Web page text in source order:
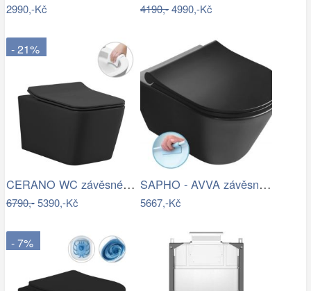
2990,-Kč 4190,-4990,-Kč
- 21%
CERANO WC závěsné Forte, Rimless + Slim…
6790,-5390,-Kč
SAPHO - AVVA závěsná WC mísa, Rimless,…
5667,-Kč
- 7%